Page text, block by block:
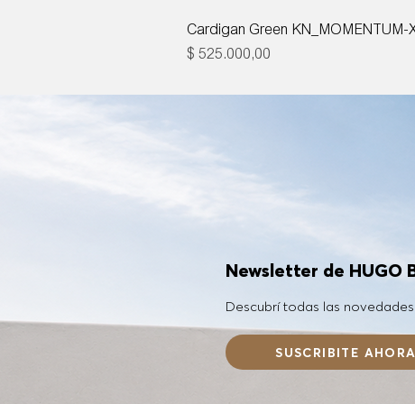
Cardigan Green KN_MOMENTUM-
Precio
$ 525.000,00
Newsletter de HUGO
Descubrí todas las
SUSCRIBITE AHORA